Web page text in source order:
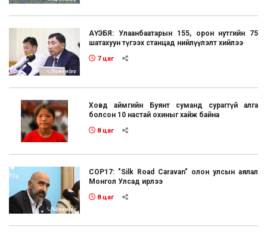
АҮЭБЯ: Улаанбаатарын 155, орон нутгийн 75
шатахуун түгээх станцад нийлүүлэлт хийлээ
7 цаг
Ховд аймгийн Буянт суманд сураггүй алга
болсон 10 настай охиныг хайж байна
8 цаг
COP17: "Silk Road Caravan" олон улсын аялал
Монгол Улсад ирлээ
8 цаг